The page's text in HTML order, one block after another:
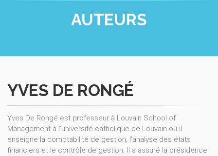
AUTEURS
YVES DE RONGÉ
Yves De Rongé est professeur à Louvain School of
Management à l'université catholique de Louvain où il
enseigne la comptabilité de gestion, l'analyse des états
financiers et le contrôle de gestion. Il a assuré la présidence